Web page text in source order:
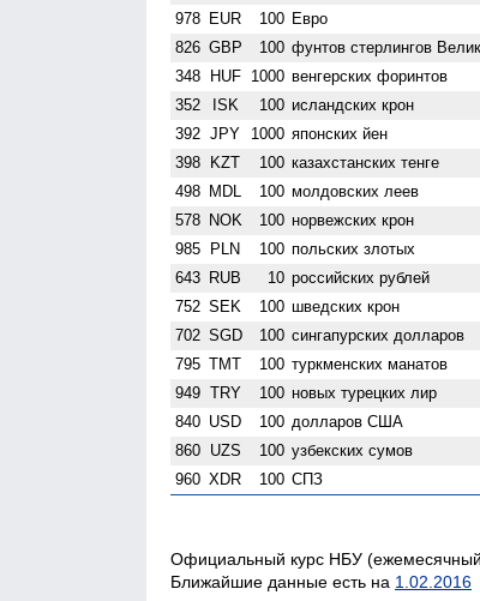
978 EUR 100 Евро
826 GBP 100 фунтов стерлингов
348 HUF 1000 венгерских форинтов
352 ISK 100 исландских крон
392 JPY 1000 японских йен
398 KZT 100 казахстанских тенге
498 MDL 100 молдовских леев
578 NOK 100 норвежских крон
985 PLN 100 польских злотых
643 RUB 10 российских рублей
752 SEK 100 шведских крон
702 SGD 100 сингапурских долларов
795 TMT 100 туркменских манатов
949 TRY 100 новых турецких лир
840 USD 100 долларов США
860 UZS 100 узбекских сумов
960 XDR 100 СПЗ
Официальный курс НБУ
Ближайшие данные есть на 1.02.2016